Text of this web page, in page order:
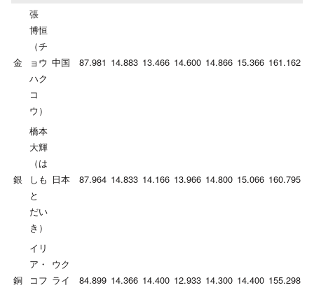
金
張
博恒
（チ
ョウ
ハク
コ
ウ）
中国 87.981 14.883 13.466 14.600 14.866 15.366 161.162
銀
橋本
大輝
（は
しも
と
だい
き）
日本 87.964 14.833 14.166 13.966 14.800 15.066 160.795
銅
イリ
ア・
コフ
ウク
ライ
84.899 14.366 14.400 12.933 14.300 14.400 155.298